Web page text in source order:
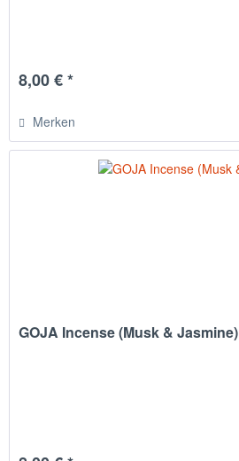
8,00 € *
Merken
GOJA Incense (Musk & Jasmine)